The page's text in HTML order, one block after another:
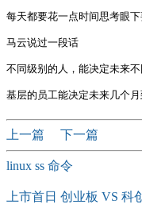
每天都要花一点时间思考眼
马云说过一段话
不同级别的人，能决定未来不
上一篇 下一篇
linux ss 命令
上市首日 创业板 VS 科